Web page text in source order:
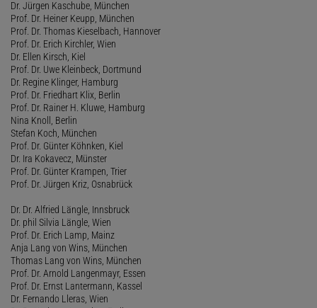
Dr. Jürgen Kaschube, München
Prof. Dr. Heiner Keupp, München
Prof. Dr. Thomas Kieselbach, Hannover
Prof. Dr. Erich Kirchler, Wien
Dr. Ellen Kirsch, Kiel
Prof. Dr. Uwe Kleinbeck, Dortmund
Dr. Regine Klinger, Hamburg
Prof. Dr. Friedhart Klix, Berlin
Prof. Dr. Rainer H. Kluwe, Hamburg
Nina Knoll, Berlin
Stefan Koch, München
Prof. Dr. Günter Köhnken, Kiel
Dr. Ira Kokavecz, Münster
Prof. Dr. Günter Krampen, Trier
Prof. Dr. Jürgen Kriz, Osnabrück
Dr. Dr. Alfried Längle, Innsbruck
Dr. phil Silvia Längle, Wien
Prof. Dr. Erich Lamp, Mainz
Anja Lang von Wins, München
Thomas Lang von Wins, München
Prof. Dr. Arnold Langenmayr, Essen
Prof. Dr. Ernst Lantermann, Kassel
Dr. Fernando Lleras, Wien